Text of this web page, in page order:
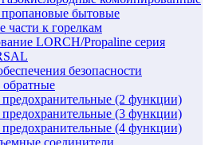
пропановые бытовые
части к горелкам
LORCH/Propaline серия
безопасности
(2 функции)
(3 функции)
(4 функции)
соединители